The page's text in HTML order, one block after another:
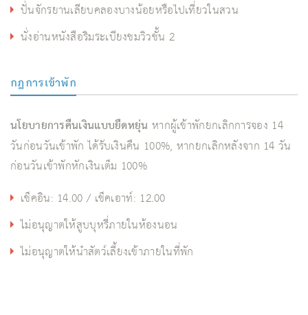
ปั่นจักรยานเลียบคลองบางน้อยหรือไปเที่ยวในสวน
นั่งอ่านหนังสือริมระเบียงชมวิวชั้น 2
กฎการเข้าพัก
นโยบายการคืนเงินแบบยืดหยุ่น หากผู้เข้าพักยกเลิกการจอง 14
วันก่อนวันเข้าพัก ได้รับเงินคืน 100%, หากยกเลิกหลังจาก 14 วัน
ก่อนวันเข้าพักหักเงินเต็ม 100%
เช็คอิน: 14.00 / เช็คเอาท์: 12.00
ไม่อนุญาตให้สูบบุหรี่ภายในห้องนอน
ไม่อนุญาตให้นำสัตว์เลี้ยงเข้าภายในที่พัก